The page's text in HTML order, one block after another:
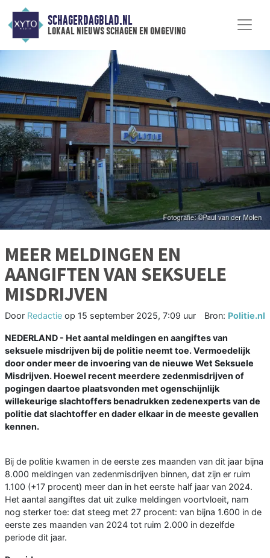
SCHAGERDAGBLAD.NL
lokaal nieuws schagen en omgeving
MEER MELDINGEN EN
AANGIFTEN VAN SEKSUELE
MISDRIJVEN
Door Redactie op 15 september 2025, 7:09 uur Bron: Politie.nl
NEDERLAND - Het aantal meldingen en aangiftes van
seksuele misdrijven bij de politie neemt toe. Vermoedelijk
door onder meer de invoering van de nieuwe Wet Seksuele
Misdrijven. Hoewel recent meerdere zedenmisdrijven of
pogingen daartoe plaatsvonden met ogenschijnlijk
willekeurige slachtoffers benadrukken zedenexperts van de
politie dat slachtoffer en dader elkaar in de meeste gevallen
kennen.
Bij de politie kwamen in de eerste zes maanden van dit jaar bijna
8.000 meldingen van zedenmisdrijven binnen, dat zijn er ruim
1.100 (+17 procent) meer dan in het eerste half jaar van 2024.
Het aantal aangiftes dat uit zulke meldingen voortvloeit, nam
nog sterker toe: dat steeg met 27 procent: van bijna 1.600 in de
eerste zes maanden van 2024 tot ruim 2.000 in dezelfde
periode dit jaar.